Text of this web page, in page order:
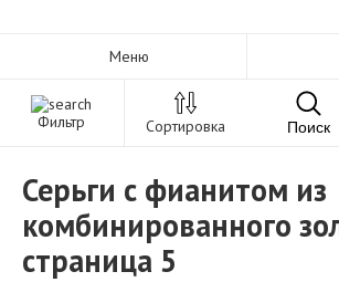
Меню
Фильтр Сортировка Поиск
Серьги с фианитом из
комбинированного
страница 5